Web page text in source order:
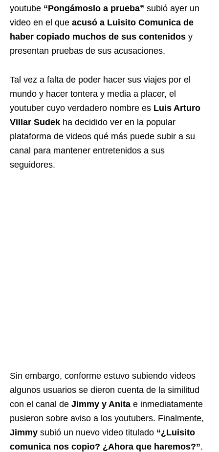
youtube “Pongámoslo a prueba” subió ayer un
video en el que acusó a Luisito Comunica de
haber copiado muchos de sus contenidos y
presentan pruebas de sus acusaciones.
Tal vez a falta de poder hacer sus viajes por el
mundo y hacer tontera y media a placer, el
youtuber cuyo verdadero nombre es Luis Arturo
Villar Sudek ha decidido ver en la popular
plataforma de videos qué más puede subir a su
canal para mantener entretenidos a sus
seguidores.
Sin embargo, conforme estuvo subiendo videos
algunos usuarios se dieron cuenta de la similitud
con el canal de Jimmy y Anita e inmediatamente
pusieron sobre aviso a los youtubers. Finalmente,
Jimmy subió un nuevo video titulado “¿Luisito
comunica nos copio? ¿Ahora que haremos?”.